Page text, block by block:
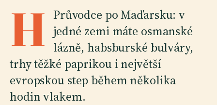
H Průvodce po Maďarsku: v
jedné zemi máte osmanské
lázně, habsburské bulváry,
trhy těžké paprikou i největší
evropskou step během několika
hodin vlakem.